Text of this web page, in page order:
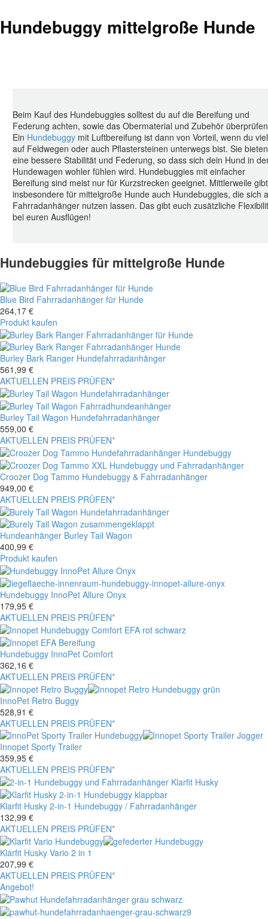
Hundebuggy mittelgroße Hunde
Beim Kauf des Hundebuggies solltest du auf die Bereifung und
Federung achten, sowie das Obermaterial und Zubehör
Ein Hundebuggy mit Luftbereifung ist dann von Vorteil, wenn du viel
auf Feldwegen oder auch Pflastersteinen unterwegs bist. Sie bieten
eine bessere Stabilität und Federung, so dass sich dein Hund in
Hundewagen wohler fühlen wird. Hundebuggies mit einfacher
Bereifung sind meist nur für Kurzstrecken geeignet. Mittlerweile
insbesondere für mittelgroße Hunde auch Hundebuggies, die sich
Fahrradanhänger nutzen lassen. Das gibt euch zusätzliche
bei euren Ausflügen!
Hundebuggies für mittelgroße Hunde
Blue Bird Fahrradanhänger für Hunde
264,17 €
Produkt kaufen
Burley Bark Ranger Hundefahrradanhänger
561,99 €
AKTUELLEN PREIS PRÜFEN*
Burley Tail Wagon Hundefahrradanhänger
559,00 €
AKTUELLEN PREIS PRÜFEN*
Croozer Dog Tammo Hundebuggy & Fahrradanhänger
949,00 €
AKTUELLEN PREIS PRÜFEN*
Hundeanhänger Burley Tail Wagon
400,99 €
Produkt kaufen
Hundebuggy InnoPet Allure Onyx
179,95 €
AKTUELLEN PREIS PRÜFEN*
Hundebuggy InnoPet Comfort
362,16 €
AKTUELLEN PREIS PRÜFEN*
InnoPet Retro Buggy
528,91 €
AKTUELLEN PREIS PRÜFEN*
Innopet Sporty Trailer
359,95 €
AKTUELLEN PREIS PRÜFEN*
Klarfit Husky 2-in-1 Hundebuggy / Fahrradanhänger
132,99 €
AKTUELLEN PREIS PRÜFEN*
Klarfit Husky Vario 2 in 1
207,99 €
AKTUELLEN PREIS PRÜFEN*
Angebot!